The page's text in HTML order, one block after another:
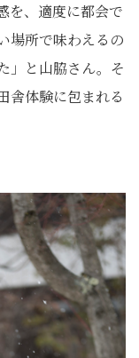
を、適度に都会で
場所で味わえるの
」と山脇さん。そ
舎体験に包まれる